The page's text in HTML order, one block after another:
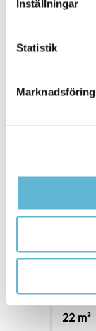
Inställningar
Statistik
Marknadsföring